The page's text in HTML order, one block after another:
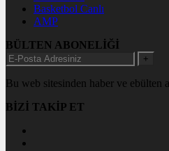
Basketbol Canlı
AMP
BÜLTEN ABONELİĞİ
+
Bu web sitesinden haber ve ebülten
BİZİ TAKİP ET